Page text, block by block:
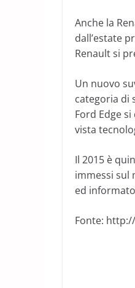
Anche la
dall’estate
Renault si
Un nuovo
categoria di
Ford Edge
vista
Il 2015 è
immessi sul
ed
Fonte: